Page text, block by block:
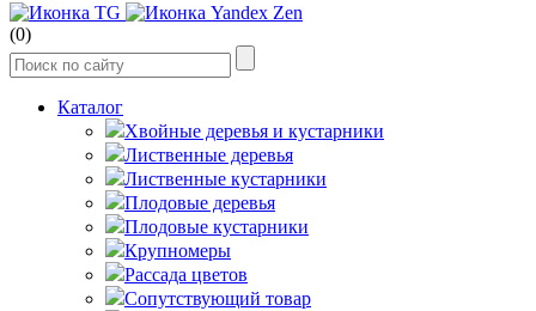
(0)
Каталог
Хвойные деревья и кустарники
Лиственные деревья
Лиственные кустарники
Плодовые деревья
Плодовые кустарники
Крупномеры
Рассада цветов
Сопутствующий товар